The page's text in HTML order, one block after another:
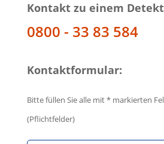
Kontakt zu einem
0800 - 33 83 584
Kontaktformular:
Bitte füllen Sie alle mit * markierten
(Pflichtfelder)